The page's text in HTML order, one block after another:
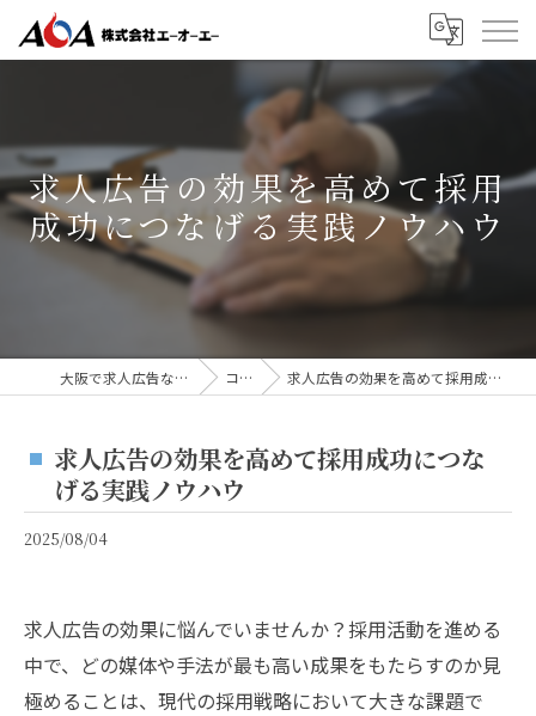
求人広告の効果を高めて採用
成功につなげる実践ノウハウ
大阪で求人広告なら株式会社AOA コラム 求人広告の効果を高めて採用成功につなげる実践ノウハウ
求人広告の効果を高めて採用成功につな
げる実践ノウハウ
2025/08/04
求人広告の効果に悩んでいませんか？採用活動を進める
中で、どの媒体や手法が最も高い成果をもたらすのか見
極めることは、現代の採用戦略において大きな課題で